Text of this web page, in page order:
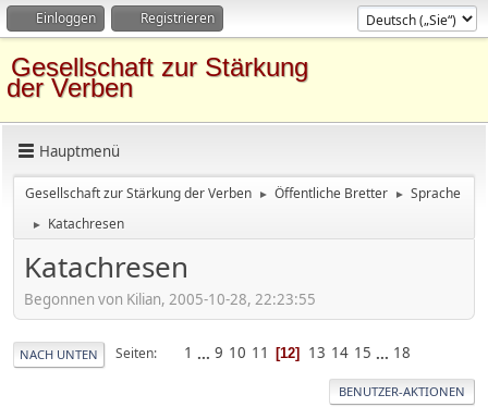
Einloggen Registrieren
Gesellschaft zur Stärkung
der Verben
Hauptmenü
Gesellschaft zur Stärkung der Verben ► Öffentliche Bretter ► Sprache
► Katachresen
Katachresen
Begonnen von Kilian, 2005-10-28, 22:23:55
NACH UNTEN Seiten 1 ... 9 10 11 12 13 14 15 ... 18
BENUTZER-AKTIONEN